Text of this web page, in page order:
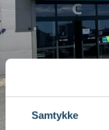
Samtykke